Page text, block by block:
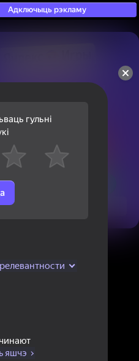
Адключыць рэкламу
тап-гульняў, у якія
нават тыя, хто
гульні